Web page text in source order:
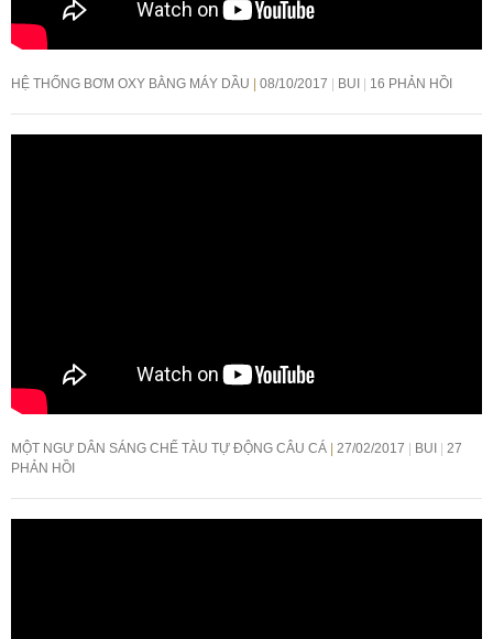
HỆ THỐNG BƠM OXY BẰNG MÁY DẦU 08/10/2017 BUI 16 PHẢN HỒI
MỘT NGƯ DÂN SÁNG CHẾ TÀU TỰ ĐỘNG CÂU CÁ 27/02/2017 BUI
27
PHẢN HỒI